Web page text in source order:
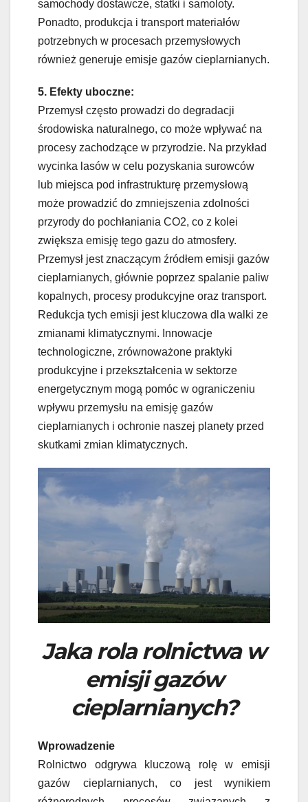
samochody dostawcze, statki i samoloty.
Ponadto, produkcja i transport materiałów
potrzebnych w procesach przemysłowych
również generuje emisje gazów cieplarnianych.
5. Efekty uboczne:
Przemysł często prowadzi do degradacji
środowiska naturalnego, co może wpływać na
procesy zachodzące w przyrodzie. Na przykład
wycinka lasów w celu pozyskania surowców
lub miejsca pod infrastrukturę przemysłową
może prowadzić do zmniejszenia zdolności
przyrody do pochłaniania CO2, co z kolei
zwiększa emisję tego gazu do atmosfery.
Przemysł jest znaczącym źródłem emisji gazów
cieplarnianych, głównie poprzez spalanie paliw
kopalnych, procesy produkcyjne oraz transport.
Redukcja tych emisji jest kluczowa dla walki ze
zmianami klimatycznymi. Innowacje
technologiczne, zrównoważone praktyki
produkcyjne i przekształcenia w sektorze
energetycznym mogą pomóc w ograniczeniu
wpływu przemysłu na emisję gazów
cieplarnianych i ochronie naszej planety przed
skutkami zmian klimatycznych.
Jaka rola rolnictwa w
emisji gazów
cieplarnianych?
Wprowadzenie
Rolnictwo odgrywa kluczową rolę w emisji
gazów cieplarnianych, co jest wynikiem